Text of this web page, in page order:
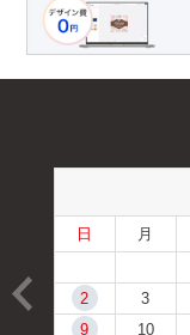
日 月
2
3
9
10